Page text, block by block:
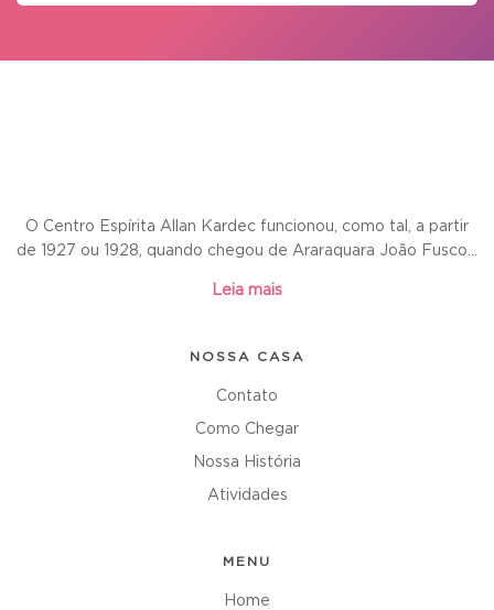
O Centro Espírita Allan Kardec funcionou, como tal, a partir
de 1927 ou 1928, quando chegou de Araraquara João Fusco...
Leia mais
NOSSA CASA
Contato
Como Chegar
Nossa História
Atividades
MENU
Home